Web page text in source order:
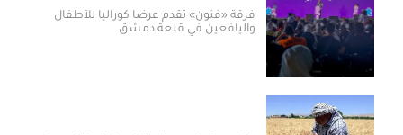
فرقة «فنون» تقدم عرضاً كورالياً للأطفال
واليافعين في قلعة دمشق